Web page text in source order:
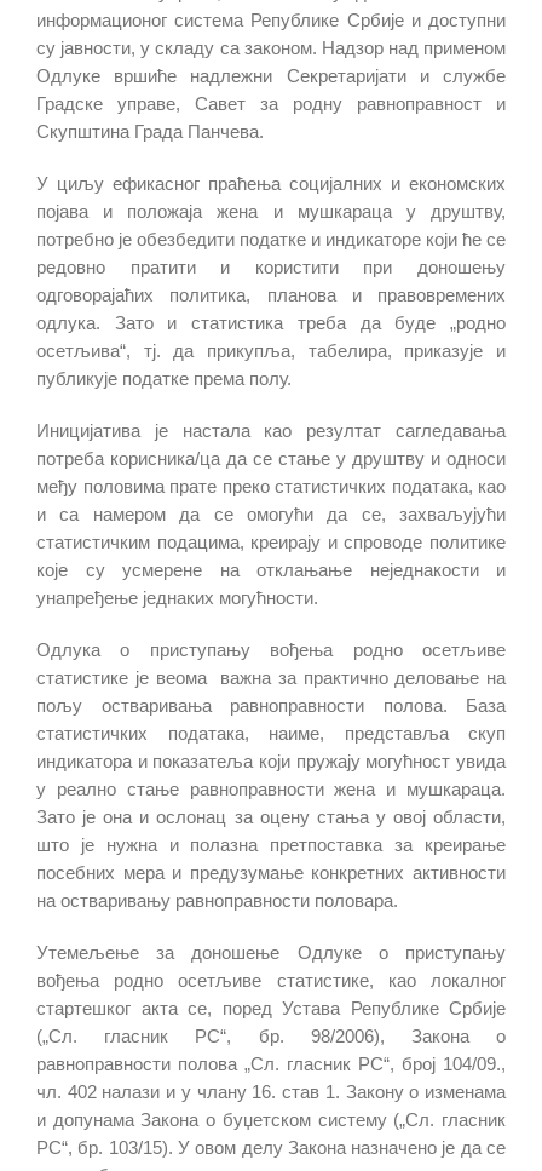
информационог система Републике Србије и доступни
су јавности, у складу са законом. Надзор над применом
Одлуке вршиће надлежни Секретаријати и службе
Градске управе, Савет за родну равноправност и
Скупштина Града Панчева.
У циљу ефикасног праћења социјалних и економских
појава и положаја жена и мушкараца у друштву,
потребно је обезбедити податке и индикаторе који ће се
редовно пратити и користити при доношењу
одговорајаћих политика, планова и правовремених
одлука. Зато и статистика треба да буде „родно
осетљива“, тј. да прикупља, табелира, приказује и
публикује податке према полу.
Иницијатива је настала као резултат сагледавања
потреба корисника/ца да се стање у друштву и односи
међу половима прате преко статистичких података, као
и са намером да се омогући да се, захваљујући
статистичким подацима, креирају и спроводе политике
које су усмерене на отклањање неједнакости и
унапређење једнаких могућности.
Одлука о приступању вођења родно осетљиве
статистике је веома важна за практично деловање на
пољу остваривања равноправности полова. База
статистичких података, наиме, представља скуп
индикатора и показатеља који пружају могућност увида
у реално стање равноправности жена и мушкараца.
Зато је она и ослонац за оцену стања у овој области,
што је нужна и полазна претпоставка за креирање
посебних мера и предузумање конкретних активности
на остваривању равноправности половара.
Утемељење за доношење Одлуке о приступању
вођења родно осетљиве статистике, као локалног
стартешког акта се, поред Устава Републике Србије
(„Сл. гласник РС“, бр. 98/2006), Закона о
равноправности полова „Сл. гласник РС“, број 104/09.,
чл. 402 налази и у члану 16. став 1. Закону о изменама
и допунама Закона о буџетском систему („Сл. гласник
РС“, бр. 103/15). У овом делу Закона назначено је да се